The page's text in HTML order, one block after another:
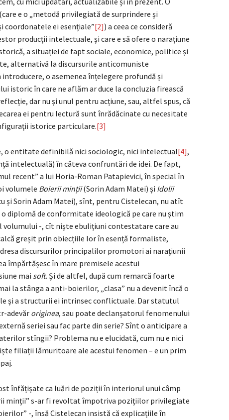
e o „metodă privilegiată de surprindere și
ei esențiale”[2]) a ceea ce consideră
producții intelectuale, și care e să ofere o narațiune
a situației de fapt sociale, economice, politice și
alternativă la discursurile anticomuniste
o asemenea înțelegere profundă și
istoric în care ne aflăm ar duce la concluzia firească
dar nu și unul pentru acțiune, sau, altfel spus, că
ei pentru lectură sunt înrădăcinate cu necesitate
istorice particulare.[3]
o entitate definibilă nici sociologic, nici intelectual[4],
intelectuală) în câteva confruntări de idei. De fapt,
recent” a lui Horia-Roman Patapievici, în special în
volumele Boierii minții(Sorin Adam Matei) și Idolii
și Sorin Adam Matei), sînt, pentru Cistelecan, nu atît
diplomă de conformitate ideologică pe care nu știm
volumului -, cît niște ebulițiuni contestatare care au
greșit prin obiecțiile lor în esență formaliste,
discursurilor principalilor promotori ai narațiunii
împărtășesc în mare premisele acestui
mai soft. Și de altfel, după cum remarcă foarte
la stânga a anti-boierilor, „clasa” nu a devenit încă o
și a structurii ei intrinsec conflictuale. Dar statutul
adevăr originea, sau poate declanșatorul fenomenului
seriei sau fac parte din serie? Sînt o anticipare a
stîngii? Problema nu e elucidată, cum nu e nici
filiații lămuritoare ale acestui fenomen – e un prim
înfățișate ca luări de poziții în interiorul unui câmp
minții” s-ar fi revoltat împotriva pozițiilor privilegiate
-, însă Cistelecan insistă că explicațiile în